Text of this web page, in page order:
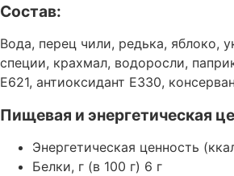
Состав:
Вода, перец чили, редька, яблоко,
специи, крахмал, водоросли,
Е621, антиоксидант Е330,
Пищевая и энергетическая
Энергетическая ценность
Белки, г (в 100 г) 6 г